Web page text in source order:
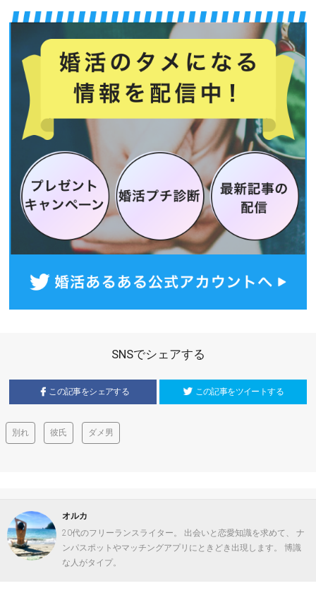
SNSでシェアする
この記事をシェアする この記事をツイートする
別れ 彼氏 ダメ男
オルカ
20代のフリーランスライター。 出会いと恋愛知識を求めて、 ナ
ンパスポットやマッチングアプリにときどき出現します。 博識
な人がタイプ。